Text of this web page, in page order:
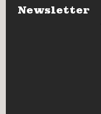
Newsletter